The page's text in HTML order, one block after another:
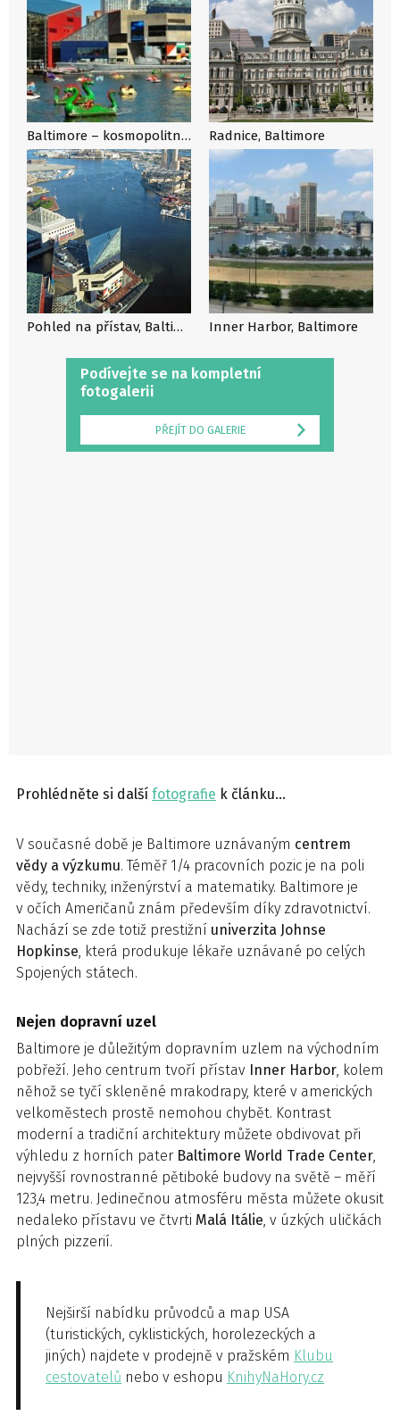
Podívejte se na kompletní
fotogalerii
PŘEJÍT DO GALERIE
Baltimore – kosmopolitní přístav, který láká nejen na plovoucí poklady Radnice, Baltimore
Pohled na přístav, Baltimore Inner Harbor, Baltimore
Prohlédněte si další fotografie k článku…
V současné době je Baltimore uznávaným centrem
vědy a výzkumu. Téměř 1/4 pracovních pozic je na poli
vědy, techniky, inženýrství a matematiky. Baltimore je
v očích Američanů znám především díky zdravotnictví.
Nachází se zde totiž prestižní univerzita Johnse
Hopkinse, která produkuje lékaře uznávané po celých
Spojených státech.
Nejen dopravní uzel
Baltimore je důležitým dopravním uzlem na východním
pobřeží. Jeho centrum tvoří přístav Inner Harbor, kolem
něhož se tyčí skleněné mrakodrapy, které v amerických
velkoměstech prostě nemohou chybět. Kontrast
moderní a tradiční architektury můžete obdivovat při
výhledu z horních pater Baltimore World Trade Center,
nejvyšší rovnostranné pětiboké budovy na světě – měří
123,4 metru. Jedinečnou atmosféru města můžete okusit
nedaleko přístavu ve čtvrti Malá Itálie, v úzkých uličkách
plných pizzerií.
Nejširší nabídku průvodců a map USA
(turistických, cyklistických, horolezeckých a
jiných) najdete v prodejně v pražském Klubu
cestovatelů nebo v eshopu KnihyNaHory.cz